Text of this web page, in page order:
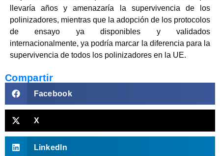
llevaría años y amenazaría la supervivencia de los
polinizadores, mientras que la adopción de los protocolos
de ensayo ya disponibles y validados
internacionalmente, ya podría marcar la diferencia para la
supervivencia de todos los polinizadores en la UE.
Compartir
Facebook
X
LinkedIn